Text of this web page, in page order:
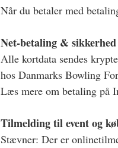
Når du betaler med
Net-betaling & sikkerhed
Alle kortdata sendes
hos Danmarks Bowling
Læs mere om betaling på
Tilmelding til event og
Stævner: Der er